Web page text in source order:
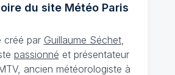
du site MétéoParis
créé par Guillaume Séchet,
passionné et présentateur
ancien météorologiste à